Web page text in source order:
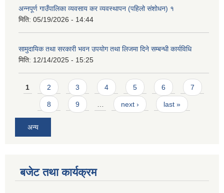
अन्नपूर्ण गाउँपालिका व्यवसाय कर व्यवस्थापन (पहिलो संशोधन) १
मिति: 05/19/2026 - 14:44
सामुदायिक तथा सरकारी भवन उपयोग तथा लिजमा दिने सम्बन्धी कार्यविधि
मिति: 12/14/2025 - 15:25
Pages
1 2 3 4 5 6 7
8 9 next › last »
अन्य
बजेट तथा कार्यक्रम